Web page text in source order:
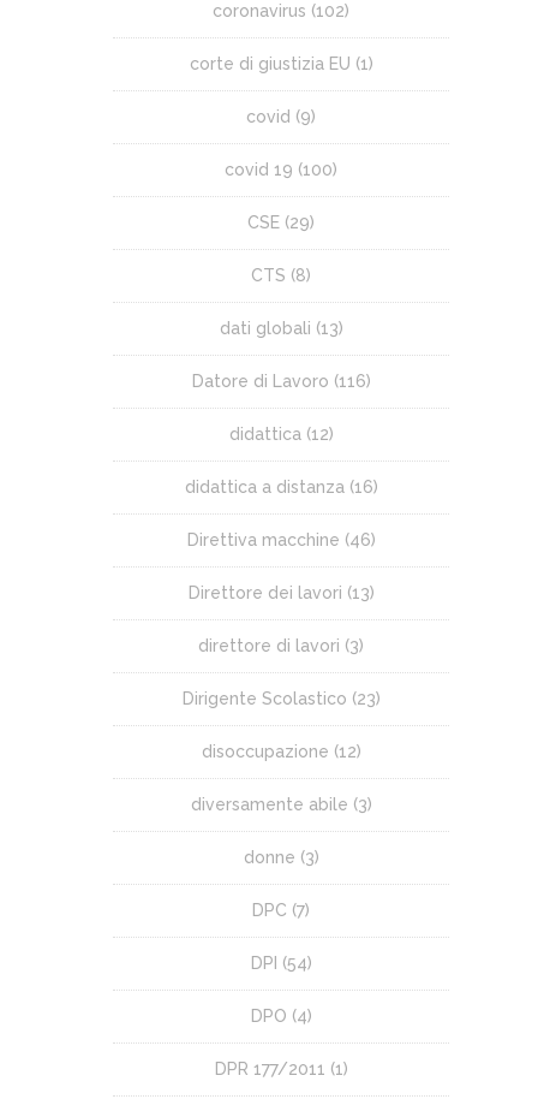
coronavirus (102)
corte di giustizia EU (1)
covid (9)
covid 19 (100)
CSE (29)
CTS (8)
dati globali (13)
Datore di Lavoro (116)
didattica(12)
didattica a distanza(16)
Direttiva macchine (46)
Direttore dei lavori (13)
direttore di lavori (3)
Dirigente Scolastico (23)
disoccupazione (12)
diversamente abile (3)
donne (3)
DPC (7)
DPI (54)
DPO (4)
DPR 177/2011 (1)